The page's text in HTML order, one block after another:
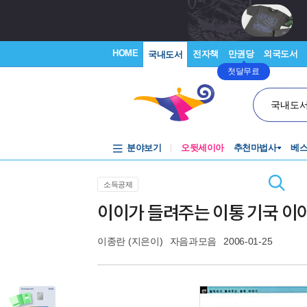
HOME 국내도서 전자책 만권당
첫달무료
외국도서
국내도
분야보기 오뒷세이아 추천마법사 베
소득공제
이이가 들려주는 이통 기국 이
이종란 (지은이) 자음과모음 2006-01-25